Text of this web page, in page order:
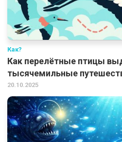
Как?
Как перелётные птицы
тысячемильные
20.10.2025